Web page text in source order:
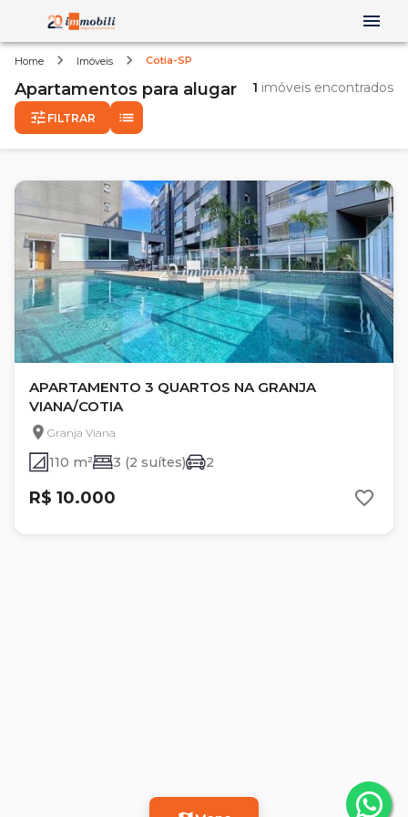
Home Imóveis Cotia-SP
Apartamentos para alugar 1 imóveis encontrados
FILTRAR
APARTAMENTO 3 QUARTOS NA GRANJA
VIANA/COTIA
Granja Viana
110 m² 3 (2 suítes) 2
R$ 10.000